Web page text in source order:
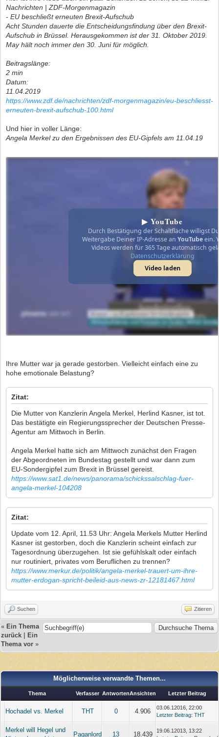
Nachrichten | ZDF-Morgenmagazin
- EU beschließt erneuten Brexit-Aufschub
Acht Stunden dauerte die Entscheidungsfindung über den Brexit-
Aufschub in Brüssel. Herausgekommen ist der 31. Oktober 2019.
May hält noch immer den 30. Juni für möglich.
Beitragslänge:
2 min
Datum:
11.04.2019
https://www.zdf.de/nachrichten/zdf-morgenmagazin/eu-beschliesst-
erneuten-brexit-aufschub-100.html
Und hier in voller Länge:
Angela Merkel zu den Ergebnissen des EU-Gipfels am 11.04.19
▶ YouTube
Durch Bestätigung der Schaltfläche willigst
Weitergabe Deiner IP-Adresse an YouTubeein.
Videos werden für 365 Tage automatisch
Datenschutzerklärung
Video laden
Ihre Mutter war ja gerade gestorben. Vielleicht einfach eine zu
hohe emotionale Belastung?
Zitat:
Die Mutter von Kanzlerin Angela Merkel, Herlind Kasner, ist tot.
Das bestätigte ein Regierungssprecher der Deutschen Presse-
Agentur am Mittwoch in Berlin.
Angela Merkel hatte sich am Mittwoch zunächst den Fragen
der Abgeordneten im Bundestag gestellt und war dann zum
EU-Sondergipfel zum Brexit in Brüssel gereist.
https://www.sat1.de/news/panorama/schickssalschlag-fuer-
angela-merkel-104208
Zitat:
Update vom 12. April, 11.53 Uhr: Angela Merkels Mutter Herlind
Kasner ist gestorben, doch die Kanzlerin scheint einfach zur
Tagesordnung überzugehen. Ist sie gefühlskalt oder einfach
nur routiniert, privates vom Beruflichen zu trennen?
https://www.merkur.de/politik/angela-merkel-trauert-um-ihre-
mutter-erdogan-spricht-beileid-aus-news-zr-12181467.html
Suchen Zitieren
« Ein Thema
zurück
Ein
Thema vor »
Möglicherweise verwandte Themen...
Thema Verfasser AntwortenAnsichten Letzter Beitrag
Hochadel vs. Merkel THT 0 4.906
03.06.12016, 22:00
Letzter Beitrag: THT
Merkel will Hegel und
Paganlord 13 18.439
19.06.12013, 13:22